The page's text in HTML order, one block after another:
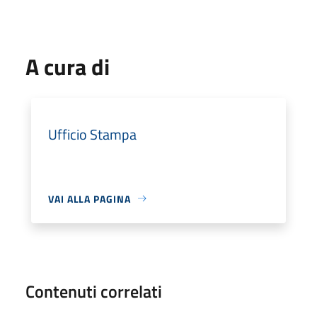
A cura di
Ufficio Stampa
VAI ALLA PAGINA
Contenuti correlati